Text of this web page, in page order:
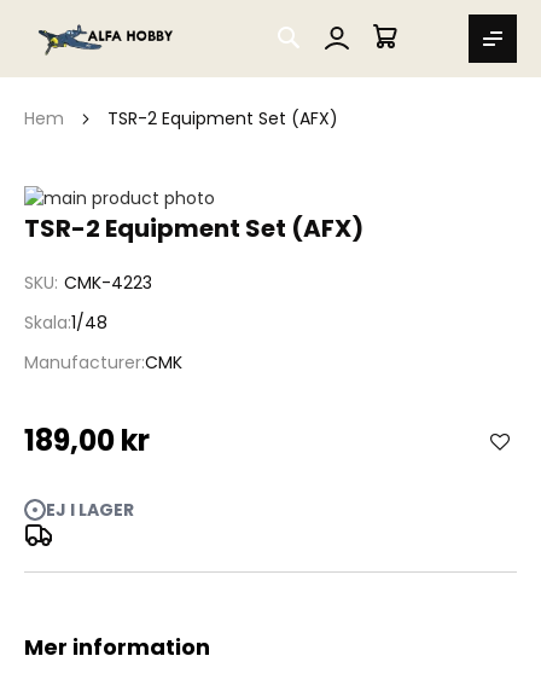
SEARCH
MIN VARUKORG
Hem TSR-2 Equipment Set (AFX)
TSR-2 Equipment Set (AFX)
SKU CMK-4223
Skala 1/48
ManufacturerCMK
189,00 kr
EJ I LAGER
Hoppa
till
bildgalleriet
Hoppa
av
bildgalleriet
Mer information